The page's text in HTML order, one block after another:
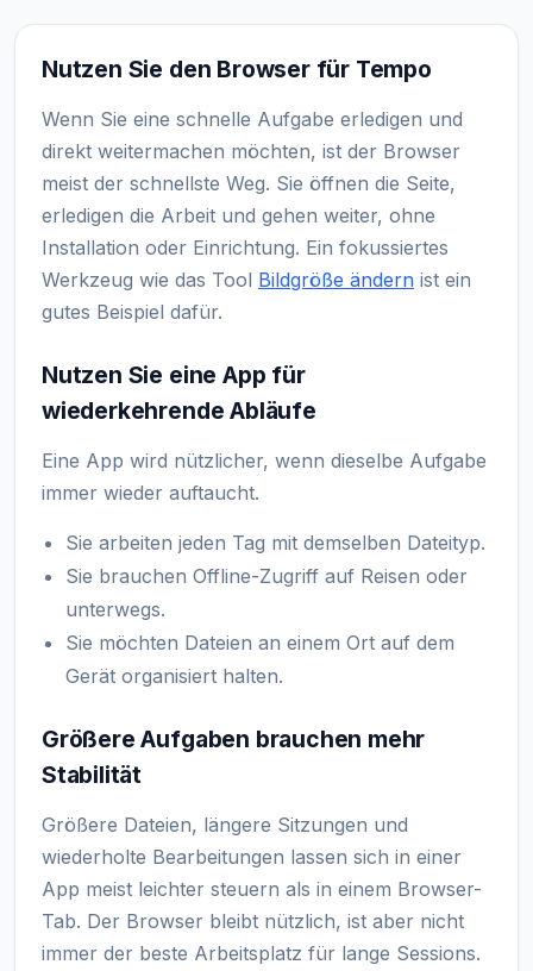
Nutzen Sie den Browser für Tempo
Wenn Sie eine schnelle Aufgabe erledigen und
direkt weitermachen möchten, ist der Browser
meist der schnellste Weg. Sie öffnen die Seite,
erledigen die Arbeit und gehen weiter, ohne
Installation oder Einrichtung. Ein fokussiertes
Werkzeug wie das Tool Bildgröße ändern ist ein
gutes Beispiel dafür.
Nutzen Sie eine App für
wiederkehrende Abläufe
Eine App wird nützlicher, wenn dieselbe Aufgabe
immer wieder auftaucht.
Sie arbeiten jeden Tag mit demselben Dateityp.
Sie brauchen Offline-Zugriff auf Reisen oder
unterwegs.
Sie möchten Dateien an einem Ort auf dem
Gerät organisiert halten.
Größere Aufgaben brauchen mehr
Stabilität
Größere Dateien, längere Sitzungen und
wiederholte Bearbeitungen lassen sich in einer
App meist leichter steuern als in einem Browser-
Tab. Der Browser bleibt nützlich, ist aber nicht
immer der beste Arbeitsplatz für lange Sessions.